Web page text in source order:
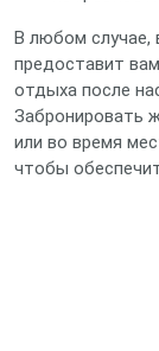
В любом случае,
предоставит
отдыха после
Забронировать
или во время
чтобы